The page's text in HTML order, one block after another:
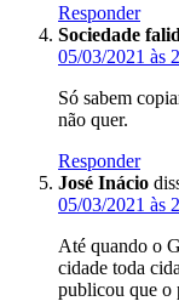
Responder
Sociedade
05/03/2021 às
Só sabem
não quer.
Responder
José Inácio
05/03/2021 às
Até quando o
cidade toda
publicou que o